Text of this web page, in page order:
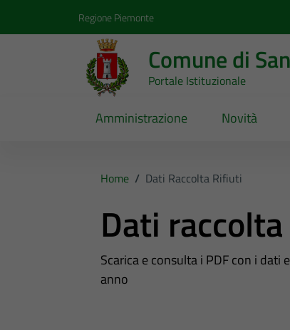
Regione Piemonte
Comune di
Portale Istituzionale
Amministrazione Novità
Home / Dati Raccolta Rifiuti
Dati
Scarica e consulta i PDF con i
anno